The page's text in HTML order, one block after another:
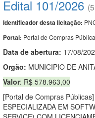
Edital 101/2026
Identificador desta licitação:
Portal: Portal de Compras
Data de abertura: 17/08/
Orgão: MUNICIPIO DE
Valor: R$ 578.963,00
[Portal de Compras
ESPECIALIZADA EM